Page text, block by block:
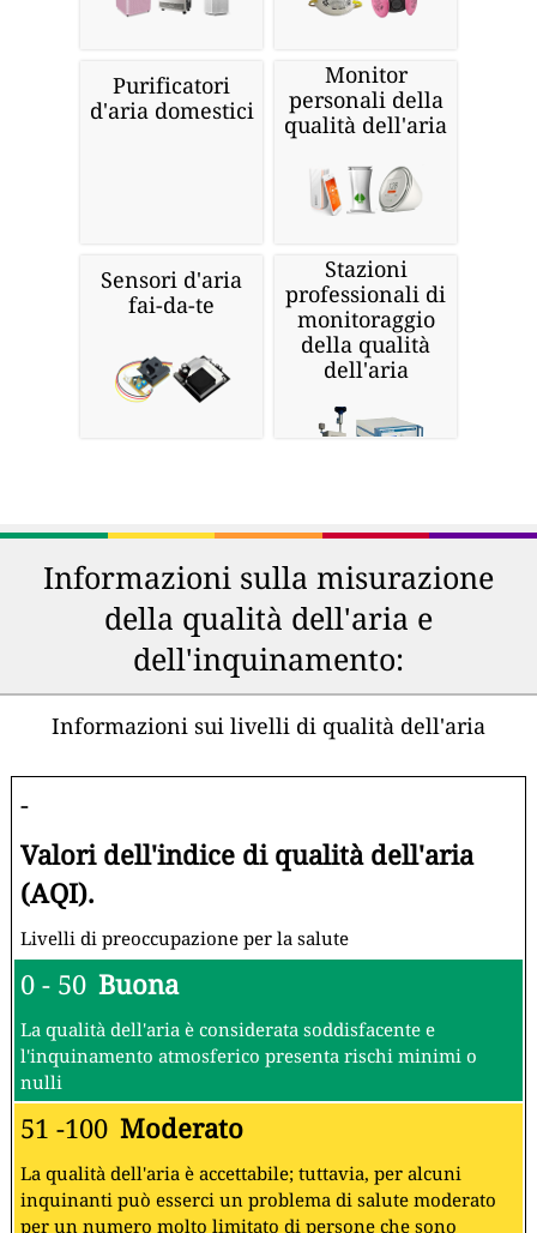
Purificatori
d'aria domestici
Monitor
personali della
qualità dell'aria
Sensori d'aria
fai-da-te
Stazioni
professionali di
monitoraggio
della qualità
dell'aria
Informazioni sulla misurazione
della qualità dell'aria e
dell'inquinamento:
Informazioni sui livelli di qualità dell'aria
-
Valori dell'indice di qualità dell'aria
(AQI).
Livelli di preoccupazione per la salute
0 - 50 Buona
La qualità dell'aria è considerata soddisfacente e
l'inquinamento atmosferico presenta rischi minimi o
nulli
51 -100 Moderato
La qualità dell'aria è accettabile; tuttavia, per alcuni
inquinanti può esserci un problema di salute moderato
per un numero molto limitato di persone che sono